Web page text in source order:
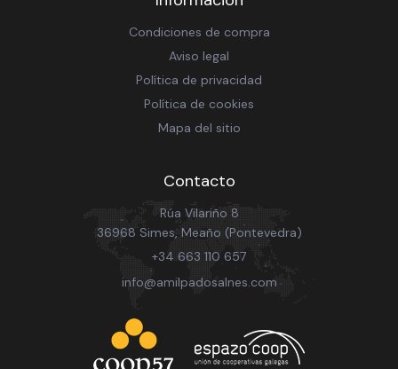
Condiciones de compra
Aviso legal
Política de privacidad
Política de cookies
Mapa del sitio
Contacto
Rúa Vilariño 8
36968 Simes, Meaño (Pontevedra)
+34 663 110 657
info@amilpadosalnes.com